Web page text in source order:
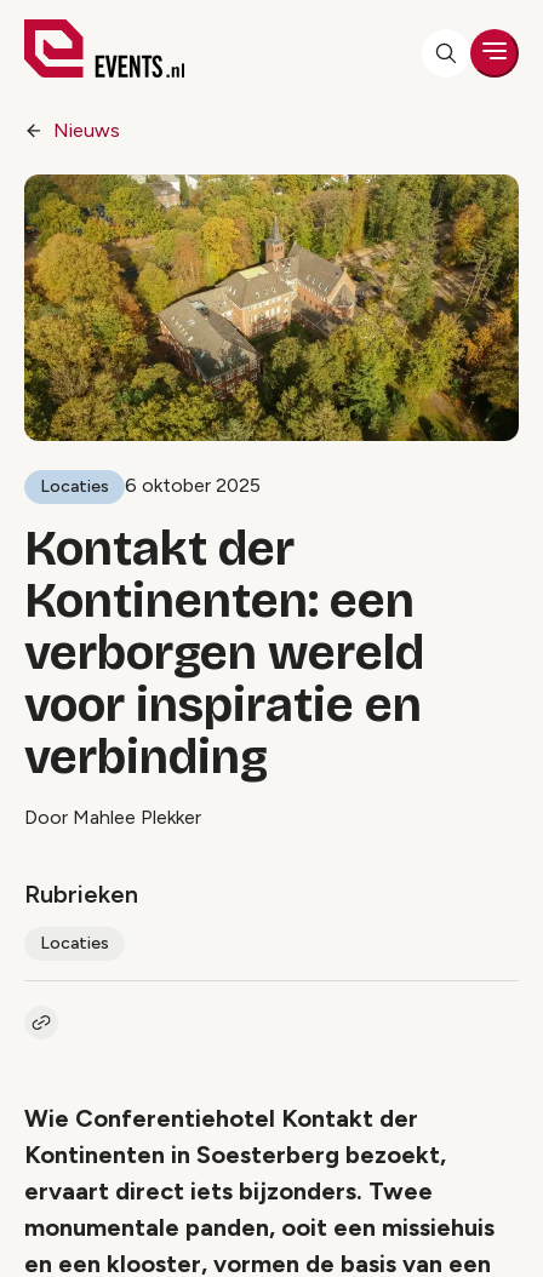
Nieuws
Locaties 6 oktober 2025
Kontakt der
Kontinenten: een
verborgen wereld
voor inspiratie en
verbinding
Door Mahlee Plekker
Rubrieken
Locaties
Kopieer link naar artikel
Wie Conferentiehotel Kontakt der
Kontinenten in Soesterberg bezoekt,
ervaart direct iets bijzonders. Twee
monumentale panden, ooit een missiehuis
en een klooster, vormen de basis van een